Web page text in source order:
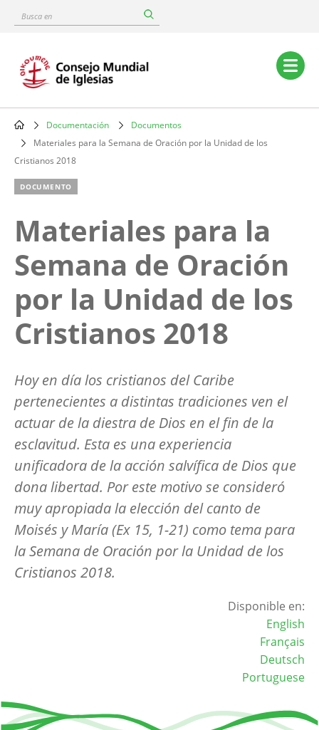
content
Busca
Main
navigation
Breadcrumb
Documentación
Documentos
Materiales para la Semana de Oración por la Unidad de los
Cristianos 2018
DOCUMENTO
Materiales para la
Semana de Oración
por la Unidad de los
Cristianos 2018
Hoy en día los cristianos del Caribe
pertenecientes a distintas tradiciones ven el
actuar de la diestra de Dios en el fin de la
esclavitud. Esta es una experiencia
unificadora de la acción salvífica de Dios que
dona libertad. Por este motivo se consideró
muy apropiada la elección del canto de
Moisés y María (Ex 15, 1-21) como tema para
la Semana de Oración por la Unidad de los
Cristianos 2018.
Disponible en:
English
Français
Deutsch
Portuguese